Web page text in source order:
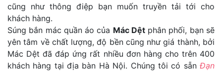
cũng như thông điệp bạn muốn truyền tải tới cho
khách hàng.
Súng bắn mác quần áo của Mác Dệtphân phối, bạn sẽ
yên tâm về chất lượng, độ bền cũng như giá thành, bởi
Mác Dệt đã đáp ứng rất nhiều đơn hàng cho trên 400
khách hàng tại địa bàn Hà Nội. Chúng tôi có sẵn Đạn